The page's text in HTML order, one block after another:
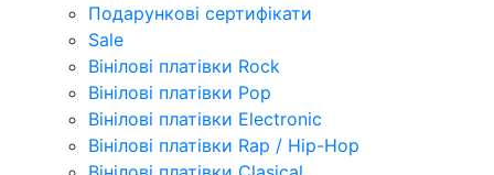
Подарункові сертифікати
Sale
Вінілові платівки Rock
Вінілові платівки Pop
Вінілові платівки Electronic
Вінілові платівки Rap / Hip-Hop